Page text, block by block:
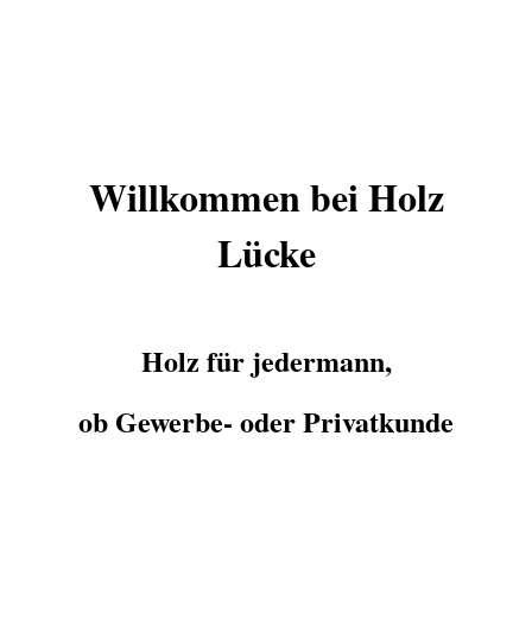
Willkommen bei Holz
Lücke
Holz für jedermann,
ob Gewerbe- oder Privatkunde